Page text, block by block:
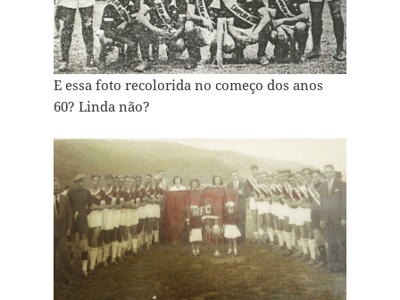
E essa foto recolorida no começo dos anos
60? Linda não?